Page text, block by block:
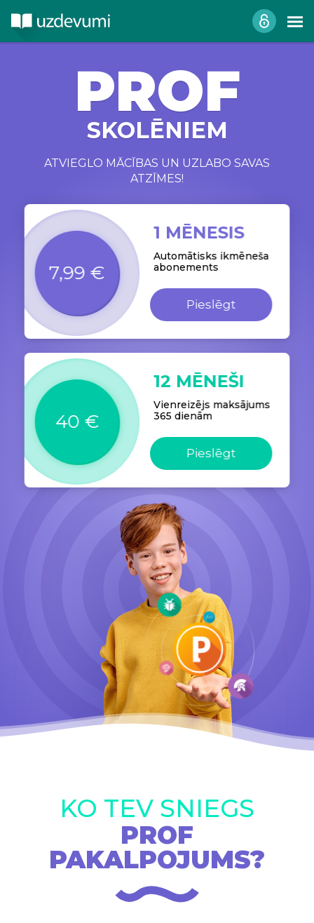
PROF
SKOLĒNIEM
ATVIEGLO MĀCĪBAS UN UZLABO SAVAS
ATZĪMES!
1 MĒNESIS
Automātisks ikmēneša
abonements
7,99 €
Pieslēgt
12 MĒNEŠI
Vienreizējs maksājums
365 dienām
40 €
Pieslēgt
KO TEV SNIEGS
PROF
PAKALPOJUMS?